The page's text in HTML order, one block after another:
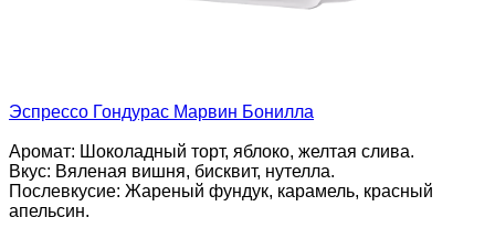
Эспрессо Гондурас Марвин Бонилла
Аромат: Шоколадный торт, яблоко, желтая слива.
Вкус: Вяленая вишня, бисквит, нутелла.
Послевкусие: Жареный фундук, карамель, красный
апельсин.